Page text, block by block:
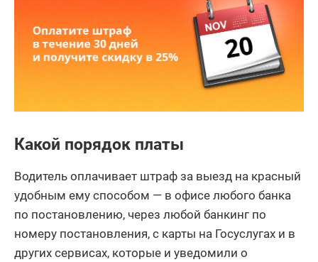
Какой порядок платы
Водитель оплачивает штраф за выезд на красный
удобным ему способом — в офисе любого банка
по постановлению, через любой банкинг по
номеру постановления, с карты на Госуслугах и в
других сервисах, которые и уведомили о